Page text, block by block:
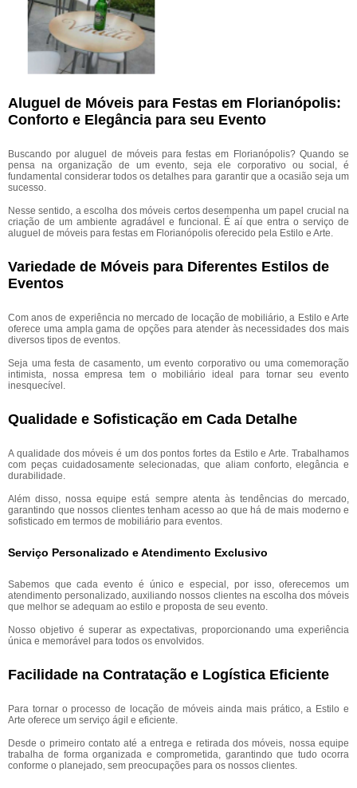
Aluguel de Móveis para Festas em Florianópolis:
Conforto e Elegância para seu Evento
Buscando por aluguel de móveis para festas em Florianópolis? Quando se
pensa na organização de um evento, seja ele corporativo ou social, é
fundamental considerar todos os detalhes para garantir que a ocasião seja um
sucesso.
Nesse sentido, a escolha dos móveis certos desempenha um papel crucial na
criação de um ambiente agradável e funcional. É aí que entra o serviço de
aluguel de móveis para festas em Florianópolis oferecido pela Estilo e Arte.
Variedade de Móveis para Diferentes Estilos de
Eventos
Com anos de experiência no mercado de locação de mobiliário, a Estilo e Arte
oferece uma ampla gama de opções para atender às necessidades dos mais
diversos tipos de eventos.
Seja uma festa de casamento, um evento corporativo ou uma comemoração
intimista, nossa empresa tem o mobiliário ideal para tornar seu evento
inesquecível.
Qualidade e Sofisticação em Cada Detalhe
A qualidade dos móveis é um dos pontos fortes da Estilo e Arte. Trabalhamos
com peças cuidadosamente selecionadas, que aliam conforto, elegância e
durabilidade.
Além disso, nossa equipe está sempre atenta às tendências do mercado,
garantindo que nossos clientes tenham acesso ao que há de mais moderno e
sofisticado em termos de mobiliário para eventos.
Serviço Personalizado e Atendimento Exclusivo
Sabemos que cada evento é único e especial, por isso, oferecemos um
atendimento personalizado, auxiliando nossos clientes na escolha dos móveis
que melhor se adequam ao estilo e proposta de seu evento.
Nosso objetivo é superar as expectativas, proporcionando uma experiência
única e memorável para todos os envolvidos.
Facilidade na Contratação e Logística Eficiente
Para tornar o processo de locação de móveis ainda mais prático, a Estilo e
Arte oferece um serviço ágil e eficiente.
Desde o primeiro contato até a entrega e retirada dos móveis, nossa equipe
trabalha de forma organizada e comprometida, garantindo que tudo ocorra
conforme o planejado, sem preocupações para os nossos clientes.